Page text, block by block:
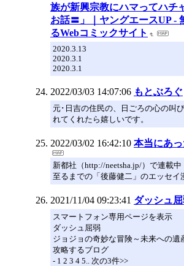
族が新興宗教にハマってハチ
お話〓」｜ヤングエースUP -
るWebコミックサイト
2020.3.13
2020.3.1
2020.3.1
2022/03/03 14:07:06 もとぶろぐ
元･日吉の住民の、日ごろの心の叫
れてくれたら嬉しいです。
2022/03/02 16:42:10 本当にあ
新都社（http://neetsha.jp/）で連載
至るまでの「後藤健二」のエッセイ
2021/11/04 09:23:41 ダッシュ
スマートフォン専用ページを表示
ダッシュ屈弱
ジョジョの奇妙な冒険～未来への遺
攻略するブログ
- 1 2 3 4 5.. 次の3件>>